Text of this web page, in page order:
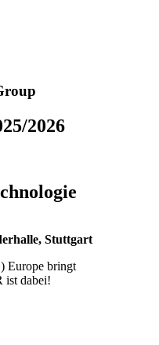
2026
Stuttgart
Europe bringt
ist dabei!